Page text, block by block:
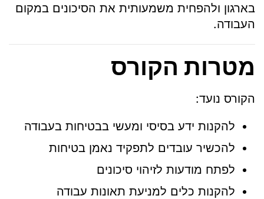
בארגון ולהפחית משמעותית את הסיכונים במקום
העבודה.
מטרות הקורס
הקורס נועד:
להקנות ידע בסיסי ומעשי בבטיחות בעבודה
להכשיר עובדים לתפקיד נאמן בטיחות
לפתח מודעות לזיהוי סיכונים
להקנות כלים למניעת תאונות עבודה